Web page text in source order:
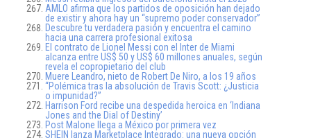
AMLO afirma que los partidos de oposición han dejado
de existir y ahora hay un “supremo poder conservador”
Descubre tu verdadera pasión y encuentra el camino
hacia una carrera profesional exitosa
El contrato de Lionel Messi con el Inter de Miami
alcanza entre US$ 50 y US$ 60 millones anuales, según
revela el copropietario del club
Muere Leandro, nieto de Robert De Niro, a los 19 años
“Polémica tras la absolución de Travis Scott: ¿Justicia
o impunidad?”
Harrison Ford recibe una despedida heroica en ‘Indiana
Jones and the Dial of Destiny’
Post Malone llega a México por primera vez
SHEIN lanza Marketplace Integrado: una nueva opción